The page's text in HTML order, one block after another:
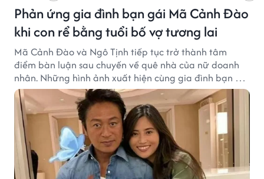
Phản ứng gia đình bạn gái Mã Cảnh Đào
khi con rể bằng tuổi bố vợ tương lai
Mã Cảnh Đào và Ngô Tịnh tiếp tục trở thành tâm
điểm bàn luận sau chuyến về quê nhà của nữ doanh
nhân. Những hình ảnh xuất hiện cùng gia đình bạn gái
Mã Cảnh Đào đang thu hút sự quan tâm trên mạng
xã hội.